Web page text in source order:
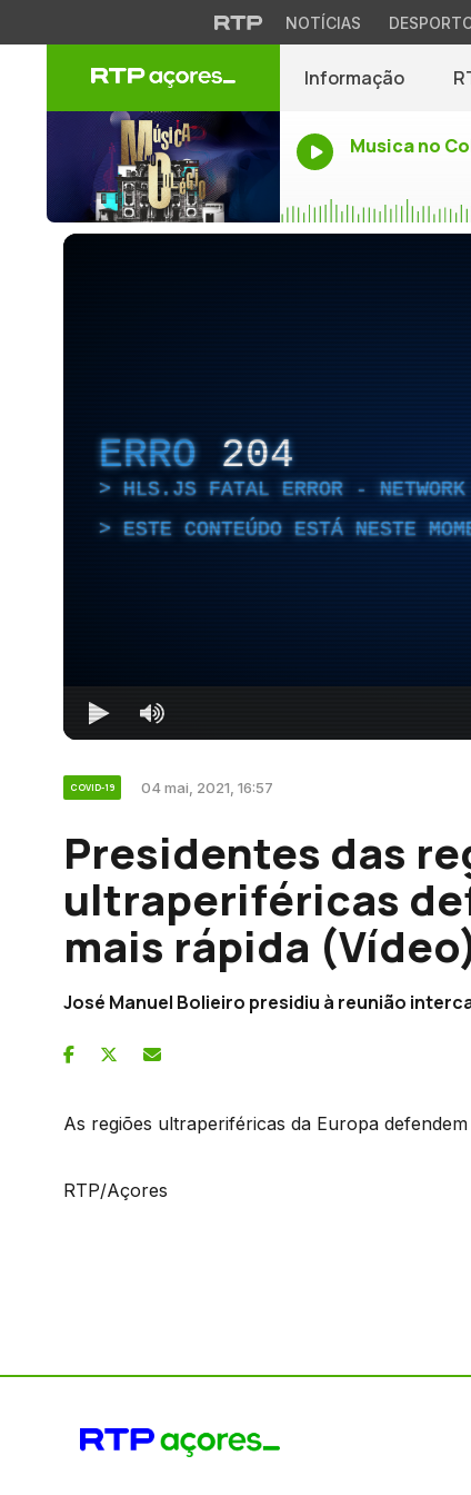
NOTÍCIAS
Informação
Musica no
ERRO 204
HLS.JS FATAL ERROR - NETWORK
ESTE CONTEÚDO ESTÁ NESTE
COVID-19 04 mai, 2021, 16:57
Presidentes das
ultraperiféricas
mais rápida
José Manuel Bolieiro presidiu à reunião
As regiões ultraperiféricas da Europa
RTP/Açores